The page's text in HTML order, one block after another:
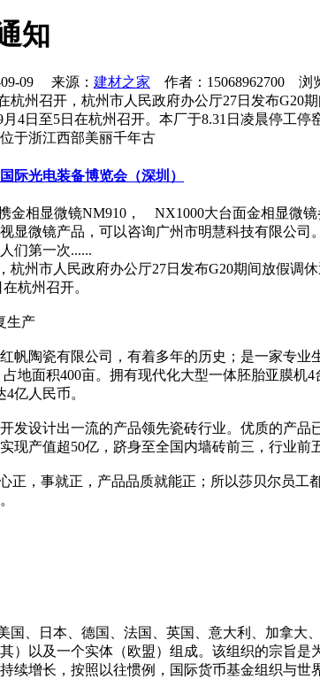
知
09-09 来源： 建材之家 作者：15068962700 浏
杭州召开，杭州市人民政府办公厅27日发布G20
4日至5日在杭州召开。本厂于8.31日凌晨停工
于浙江西部美丽千年古
际光电装备博览会（深圳）
金相显微镜NM910， NX1000大台面金相显微
显微镜产品，可以咨询广州市明慧科技有限公
们第一次......
杭州市人民政府办公厅27日发布G20期间放假
杭州召开。
生产
帆陶瓷有限公司，有着多年的历史；是一家专业
地面积400亩。拥有现代化大型一体胚胎亚膜
亿人民币。
发设计出一流的产品领先瓷砖行业。优质的产
现产值超50亿，跻身至全国内墙砖前三，行业前
正，事就正，产品品质就能正；所以莎贝尔员
国、日本、德国、法国、英国、意大利、加拿
）以及一个实体（欧盟）组成。该组织的宗旨
续增长，按照以往惯例，国际货币基金组织与